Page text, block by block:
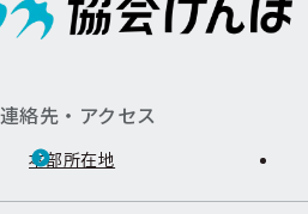
連絡先・アクセス
本部所在地